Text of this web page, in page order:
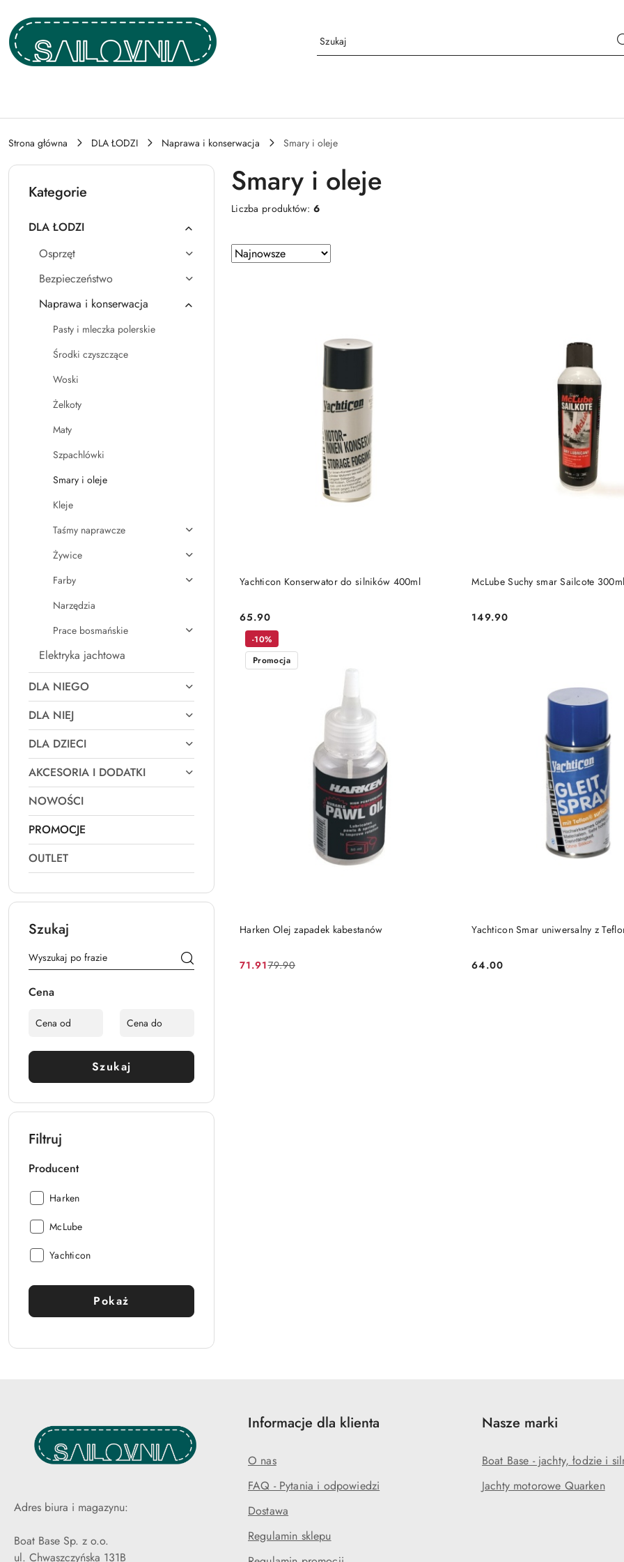
Przejdź do treści głównej
Przejdź do wyszukiwarki
Przejdź do moje konto
Przejdź do menu głównego
Przejdź do stopki
Strona główna DLA ŁODZI Naprawa i konserwacja Smary i oleje
Kategorie
DLA ŁODZI
Osprzęt
Bezpieczeństwo
Naprawa i konserwacja
Pasty i mleczka polerskie
Środki czyszczące
Woski
Żelkoty
Maty
Szpachlówki
Smary i oleje
Kleje
Taśmy naprawcze
Żywice
Farby
Narzędzia
Prace bosmańskie
Elektryka jachtowa
DLA NIEGO
DLA NIEJ
DLA DZIECI
AKCESORIA I DODATKI
NOWOŚCI
PROMOCJE
OUTLET
Szukaj
Cena
Szukaj
Filtruj
Producent
Producent:
Harken
Producent:
McLube
Producent:
Yachticon
Pokaż
Smary i oleje
Liczba produktów:6
Zastosowano
sortowanie:
Sortuj
według
Yachticon Konserwator do silników 400ml
Cena:
65.90
DO KOSZYKA McLube Suchy smar Sailcote 300ml
Cena:
149.90
DO KOSZYKA
Harken Olej zapadek kabestanów
Cena
71.91
Cena 79.90
-10%
Promocja
DO KOSZYKA Yachticon Smar uniwersalny z
Cena:
64.00
PRODUKT
Adres biura i magazynu:
Boat Base Sp. z o.o.
ul. Chwaszczyńska 131B
Informacje dla klienta
O nas
FAQ - Pytania i odpowiedzi
Dostawa
Regulamin sklepu
Nasze marki
Boat Base - jachty, łodzie i
Jachty motorowe Quarken